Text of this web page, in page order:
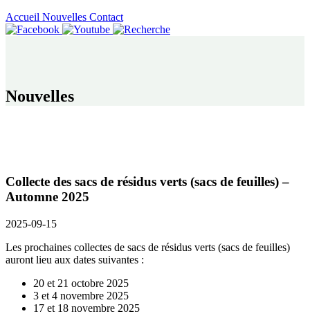
Accueil Nouvelles Contact
Nouvelles
Collecte des sacs de résidus verts (sacs de feuilles) –
Automne 2025
2025-09-15
Les prochaines collectes de sacs de résidus verts (sacs de feuilles)
auront lieu aux dates suivantes :
20 et 21 octobre 2025
3 et 4 novembre 2025
17 et 18 novembre 2025